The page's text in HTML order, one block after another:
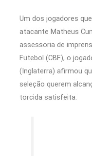
Um dos jogadores
atacante Matheus
assessoria de
Futebol (CBF), o
(Inglaterra) afirmou
seleção querem
torcida satisfeita.